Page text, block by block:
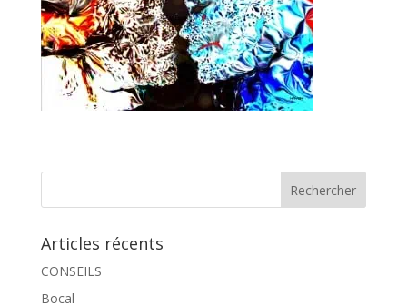
Articles récents
CONSEILS
Bocal